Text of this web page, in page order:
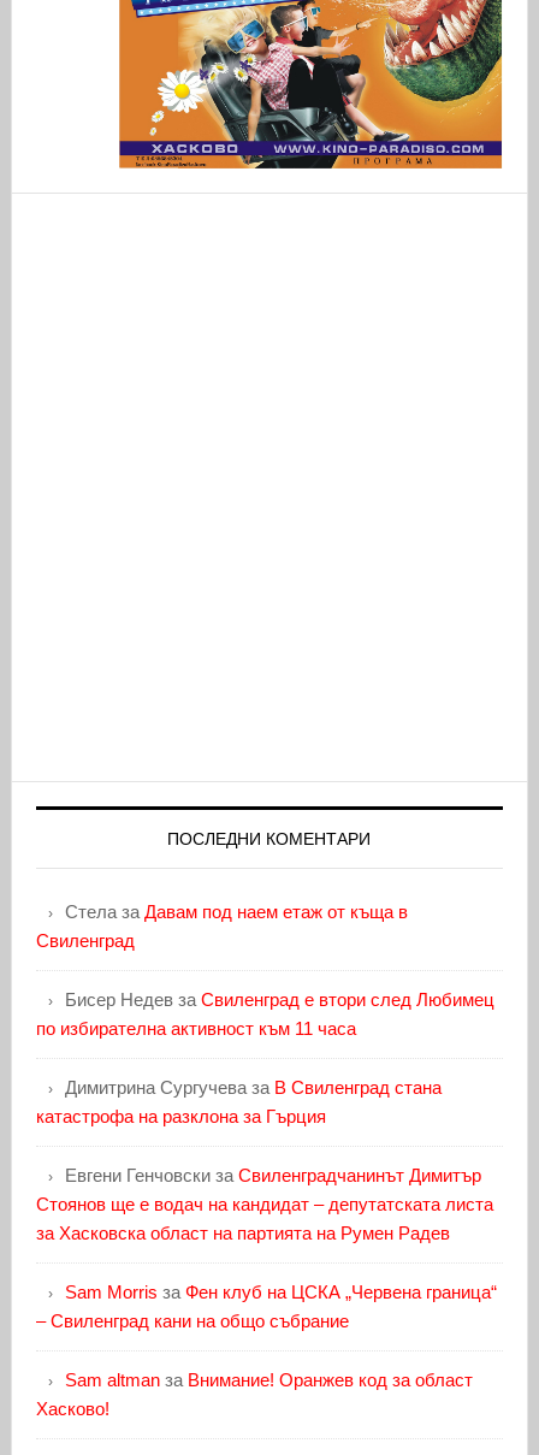
ПОСЛЕДНИ КОМЕНТАРИ
Стелаза Давам под наем етаж от къща в
Свиленград
Бисер Недевза Свиленград е втори след Любимец
по избирателна активност към 11 часа
Димитрина Сургучеваза В Свиленград стана
катастрофа на разклона за Гърция
Евгени Генчовскиза Свиленградчанинът Димитър
Стоянов ще е водач на кандидат – депутатската листа
за Хасковска област на партията на Румен Радев
Sam Morris за Фен клуб на ЦСКА „Червена граница“
– Свиленград кани на общо събрание
Sam altmanза Внимание! Оранжев код за област
Хасково!